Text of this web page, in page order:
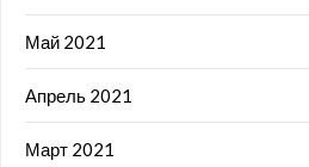
Май 2021
Апрель 2021
Март 2021